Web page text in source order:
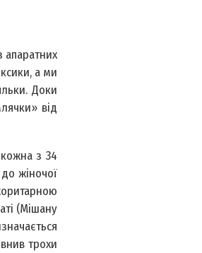
апаратних
а ми
Доки
від
з 34
жіночої
(Мішану
трохи